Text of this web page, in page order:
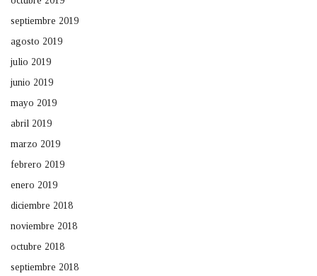
septiembre 2019
agosto 2019
julio 2019
junio 2019
mayo 2019
abril 2019
marzo 2019
febrero 2019
enero 2019
diciembre 2018
noviembre 2018
octubre 2018
septiembre 2018